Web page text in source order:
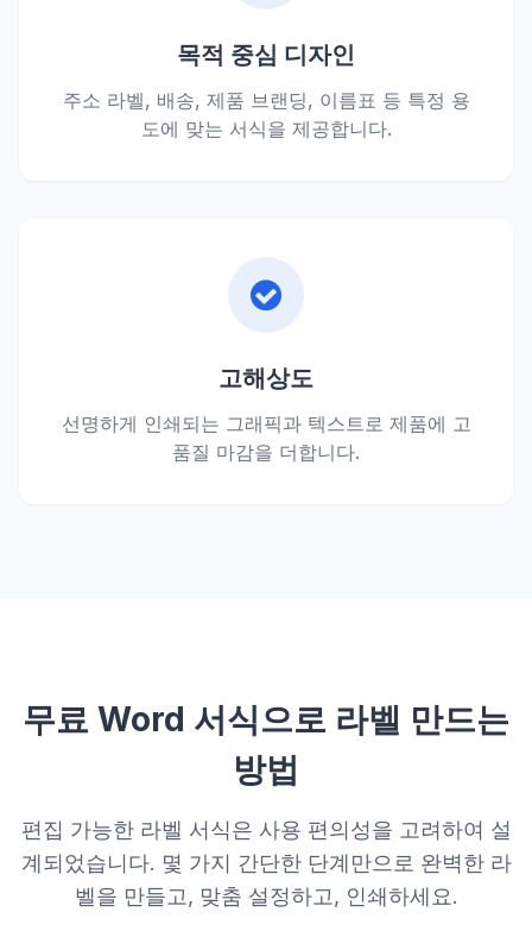
목적 중심 디자인
주소 라벨, 배송, 제품 브랜딩, 이름표 등 특정 용
도에 맞는 서식을 제공합니다.
고해상도
선명하게 인쇄되는 그래픽과 텍스트로 제품에 고
품질 마감을 더합니다.
무료 Word 서식으로 라벨 만드는
방법
편집 가능한 라벨 서식은 사용 편의성을 고려하여 설
계되었습니다. 몇 가지 간단한 단계만으로 완벽한 라
벨을 만들고, 맞춤 설정하고, 인쇄하세요.